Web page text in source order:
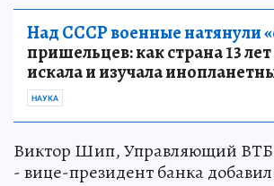
Над СССР военные натянули
пришельцев: как страна 13
искала и изучала
НАУКА
Виктор Шип, Управляющий ВТБ
- вице-президент банка